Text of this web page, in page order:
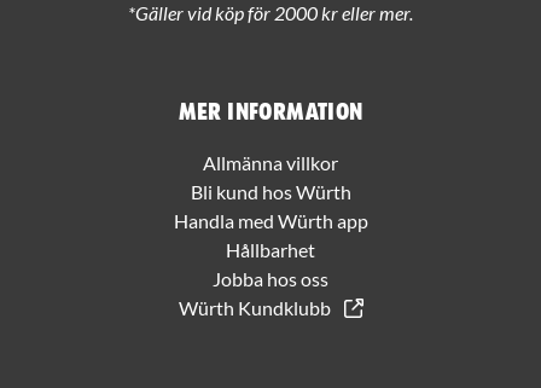
Mer information
Allmänna villkor
Bli kund hos Würth
Handla med Würth app
Hållbarhet
Jobba hos oss
Würth Kundklubb
*Gäller vid köp för 2000 kr eller mer.